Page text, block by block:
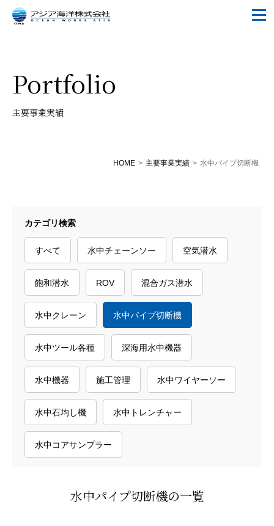
Portfolio
主要事業実績
HOME > 主要事業実績 > 水中パイプ切断機
カテゴリ検索
すべて 水中チェーンソー 空気潜水
飽和潜水 ROV 混合ガス潜水
水中クレーン 水中パイプ切断機
水中ツール各種 深海用水中機器
水中機器 施工管理 水中ワイヤーソー
水中石均し機 水中トレンチャー
水中コアサンプラー
水中パイプ切断機の一覧